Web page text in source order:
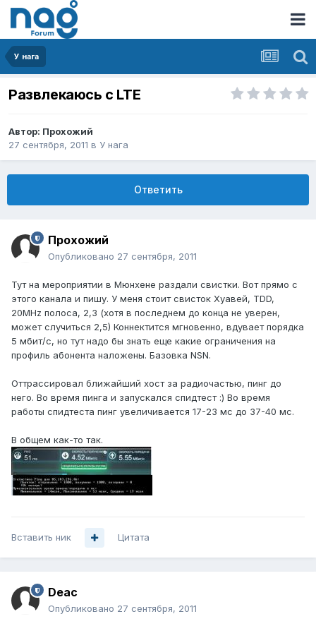
У нага
Развлекаюсь с LTE
Автор: Прохожий
27 сентября, 2011 в У нага
Ответить
Прохожий
Опубликовано 27 сентября, 2011
Тут на мероприятии в Мюнхене раздали свистки. Вот прямо с
этого канала и пишу. У меня стоит свисток Хуавей, TDD,
20MHz полоса, 2,3 (хотя в последнем до конца не уверен,
может случиться 2,5) Коннектится мгновенно, вдувает порядка
5 мбит/с, но тут надо бы знать еще какие ограничения на
профиль абонента наложены. Базовка NSN.
Оттрассировал ближайший хост за радиочастью, пинг до
него. Во время пинга и запускался спидтест :) Во время
работы спидтеста пинг увеличивается 17-23 мс до 37-40 мс.
В общем как-то так.
Вставить ник Цитата
Deac
Опубликовано 27 сентября, 2011